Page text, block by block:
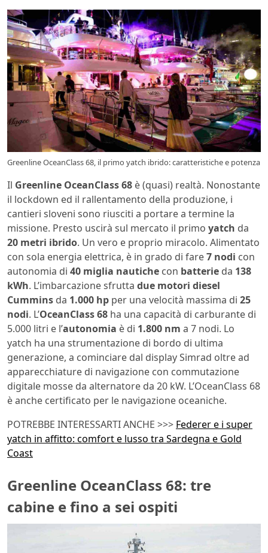
Greenline OceanClass 68, il primo yatch ibrido: caratteristiche e potenza
Il Greenline OceanClass 68 è (quasi) realtà. Nonostante
il lockdown ed il rallentamento della produzione, i
cantieri sloveni sono riusciti a portare a termine la
missione. Presto uscirà sul mercato il primo yatch da
20 metri ibrido. Un vero e proprio miracolo. Alimentato
con sola energia elettrica, è in grado di fare7 nodi con
autonomia di 40 miglia nautiche con batterie da 138
kWh. L’imbarcazione sfrutta due motori diesel
Cummins da 1.000 hp per una velocità massima di 25
nodi. L’OceanClass 68 ha una capacità di carburante di
5.000 litri e l’autonomia è di 1.800 nm a 7 nodi. Lo
yatch ha una strumentazione di bordo di ultima
generazione, a cominciare dal display Simrad oltre ad
apparecchiature di navigazione con commutazione
digitale mosse da alternatore da 20 kW. L’OceanClass 68
è anche certificato per le navigazione oceaniche.
POTREBBE INTERESSARTI ANCHE >>> Federer e i super
yatch in affitto: comfort e lusso tra Sardegna e Gold
Coast
Greenline OceanClass 68: tre
cabine e fino a sei ospiti